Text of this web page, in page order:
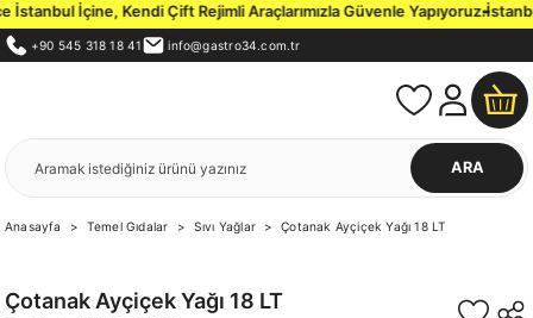
İçine, Kendi Çift Rejimli Araçlarımızla Güvenle Yapıyoruz.
+90 545 318 18 41 info@gastro34.com.tr
ARA
Anasayfa Temel Gıdalar Sıvı Yağlar Çotanak Ayçiçek Yağı 18 LT
Çotanak Ayçiçek Yağı 18 LT